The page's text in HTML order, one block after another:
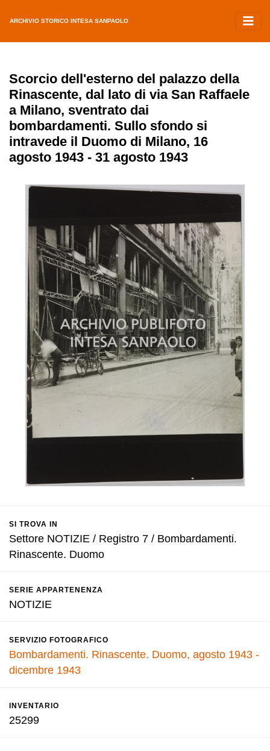
ARCHIVIO STORICO INTESA SANPAOLO
Scorcio dell'esterno del palazzo della
Rinascente, dal lato di via San Raffaele
a Milano, sventrato dai
bombardamenti. Sullo sfondo si
intravede il Duomo di Milano, 16
agosto 1943 - 31 agosto 1943
SI TROVA IN
Settore NOTIZIE / Registro 7 / Bombardamenti.
Rinascente. Duomo
SERIE APPARTENENZA
NOTIZIE
SERVIZIO FOTOGRAFICO
Bombardamenti. Rinascente. Duomo, agosto 1943 -
dicembre 1943
INVENTARIO
25299